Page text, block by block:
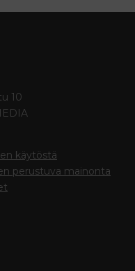
10
käytöstä
perustuva mainonta